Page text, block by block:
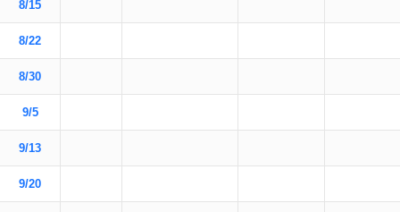
8/15
8/22
8/30
9/5
9/13
9/20